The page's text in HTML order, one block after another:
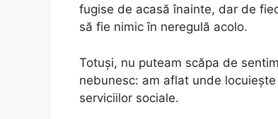
fugise de acasă înainte, dar de
să fie nimic în neregulă acolo.
Totuși, nu puteam scăpa de
nebunesc: am aflat unde
serviciilor sociale.